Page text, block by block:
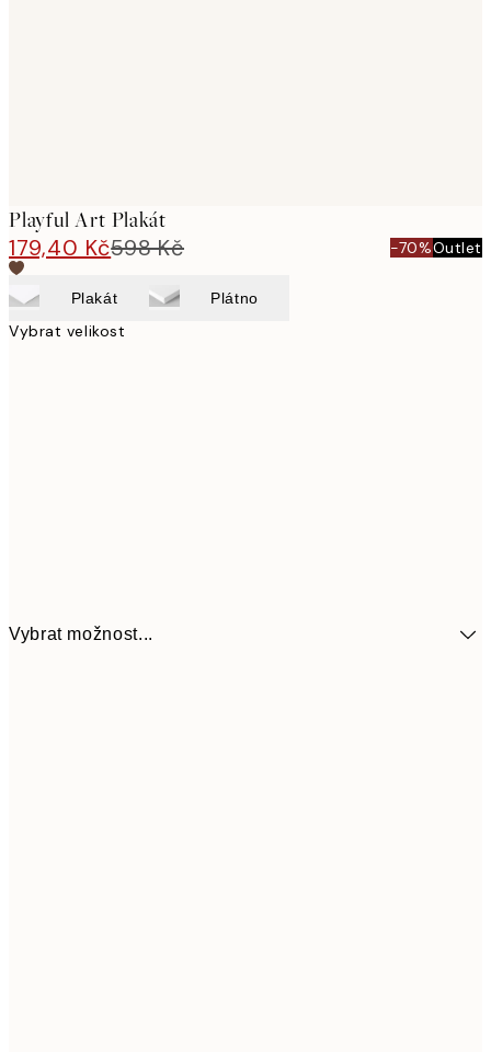
Playful Art Plakát
179,40 Kč598 Kč -70%Outlet
Plakát Plátno
Vybrat velikost
Vybrat možnost...